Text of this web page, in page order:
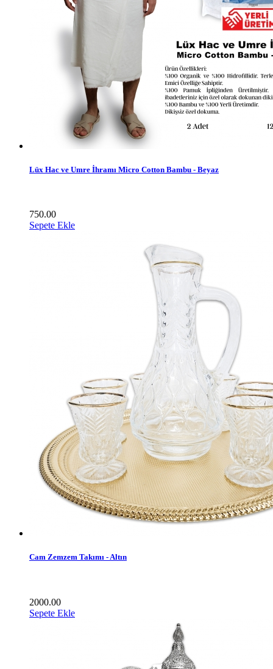
Lüx Hac ve Umre İhramı Micro Cotton Bambu - Beyaz
750.00
Sepete Ekle
Cam Zemzem Takımı - Altın
2000.00
Sepete Ekle